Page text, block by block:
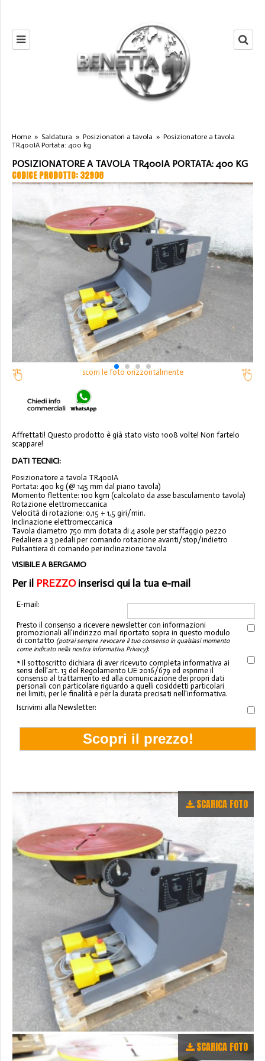
Home » Saldatura » Posizionatori a tavola » Posizionatore a tavola
TR400IA Portata: 400 kg
POSIZIONATORE A TAVOLA TR400IA PORTATA: 400 KG
CODICE PRODOTTO: 32908
scorri le foto orizzontalmente
Affrettati! Questo prodotto è già stato visto 1008 volte! Non fartelo
scappare!
DATI TECNICI:
Posizionatore a tavola TR400IA
Portata: 400 kg (@ 145 mm dal piano tavola)
Momento flettente: 100 kgm (calcolato da asse basculamento tavola)
Rotazione elettromeccanica
Velocità di rotazione: 0,15 ÷ 1,5 giri/min.
Inclinazione elettromeccanica
Tavola diametro 750 mm dotata di 4 asole per staffaggio pezzo
Pedaliera a 3 pedali per comando rotazione avanti/stop/indietro
Pulsantiera di comando per inclinazione tavola
VISIBILE A BERGAMO
Per il PREZZOinserisci qui la tua e-mail
E-mail:
Presto il consenso a ricevere newsletter con informazioni
promozionali all'indirizzo mail riportato sopra in questo modulo
di contatto (potrai sempre revocare il tuo consenso in qualsiasi momento
come indicato nella nostra informativa Privacy):
* Il sottoscritto dichiara di aver ricevuto completa informativa ai
sensi dell'art. 13 del Regolamento UE 2016/679 ed esprime il
consenso al trattamento ed alla comunicazione dei propri dati
personali con particolare riguardo a quelli cosiddetti particolari
nei limiti, per le finalità e per la durata precisati nell'informativa.
Iscrivimi alla Newsletter:
SCARICA FOTO
SCARICA FOTO